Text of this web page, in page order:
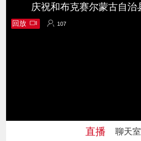
回放 107
直播 聊天室